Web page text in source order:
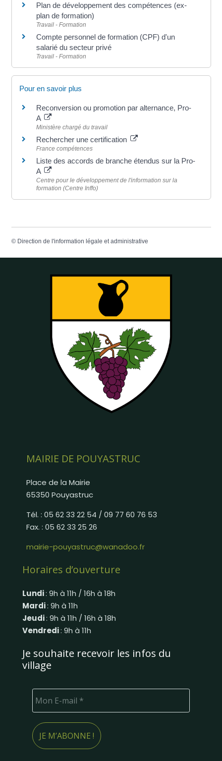
Plan de développement des compétences (ex-
plan de formation)
Travail - Formation
Compte personnel de formation (CPF) d'un
salarié du secteur privé
Travail - Formation
Pour en savoir plus
Reconversion ou promotion par alternance, Pro-
A
Ministère chargé du travail
Rechercher une certification
France compétences
Liste des accords de branche étendus sur la Pro-
A
Centre pour le développement de l'information sur la
formation (Centre Inffo)
© Direction de l'information légale et administrative
MAIRIE DE POUYASTRUC
Place de la Mairie
65350 Pouyastruc
Tél. : 05 62 33 22 54 / 09 77 60 76 53
Fax. : 05 62 33 25 26
mairie-pouyastruc@wanadoo.fr
Horaires d’ouverture
Lundi: 9h à 11h / 16h à 18h
Mardi: 9h à 11h
Jeudi: 9h à 11h / 16h à 18h
Vendredi: 9h à 11h
Je souhaite recevoir les infos du
village